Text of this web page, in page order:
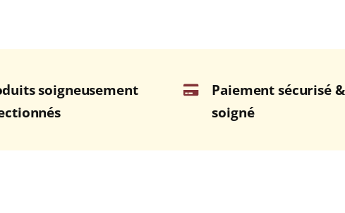
soigneusement
Paiement sécurisé
soigné